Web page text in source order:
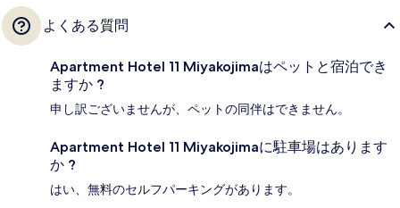
よくある質問
Apartment Hotel 11 Miyakojimaはペットと宿泊でき
ますか ?
申し訳ございませんが、ペットの同伴はできません。
Apartment Hotel 11 Miyakojimaに駐車場はあります
か ?
はい、無料のセルフパーキングがあります。